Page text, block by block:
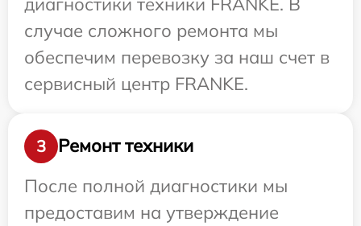
случае сложного ремонта мы
обеспечим перевозку за наш счет в
сервисный центр FRANKE.
3
Ремонт техники
После полной диагностики мы
предоставим на утверждение